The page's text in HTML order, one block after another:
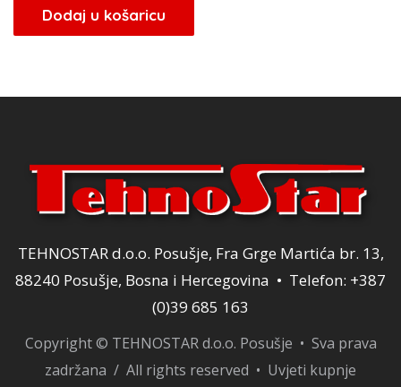
Dodaj u košaricu
TEHNOSTAR d.o.o. Posušje, Fra Grge Martića br. 13,
88240 Posušje, Bosna i Hercegovina • Telefon: +387
(0)39 685 163
Copyright © TEHNOSTAR d.o.o. Posušje • Sva prava
zadržana / All rights reserved • Uvjeti kupnje